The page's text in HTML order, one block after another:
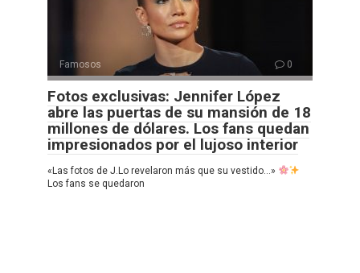
Famosos 0
Fotos exclusivas: Jennifer López
abre las puertas de su mansión de 18
millones de dólares. Los fans quedan
impresionados por el lujoso interior
«Las fotos de J.Lo revelaron más que su vestido…»
Los fans se quedaron